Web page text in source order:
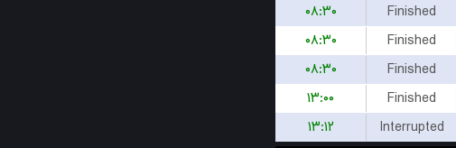
Finished
۰۸:۳۰
Finished
۰۸:۳۰
Finished
۰۸:۳۰
Finished
۱۳:۰۰
Interrupted
۱۳:۱۲